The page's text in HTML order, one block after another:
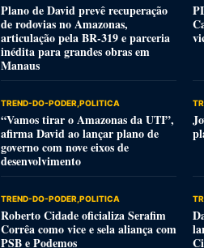
Plano de David prevê recuperação
de rodovias no Amazonas,
articulação pela BR-319 e parceria
inédita para grandes obras em
Manaus
TREND-DO-PODER,POLITICA
“Vamos tirar o Amazonas da UTI”,
afirma David ao lançar plano de
governo com nove eixos de
desenvolvimento
TREND-DO-PODER,POLITICA
Roberto Cidade oficializa Serafim
Corrêa como vice e sela aliança com
PSB e Podemos